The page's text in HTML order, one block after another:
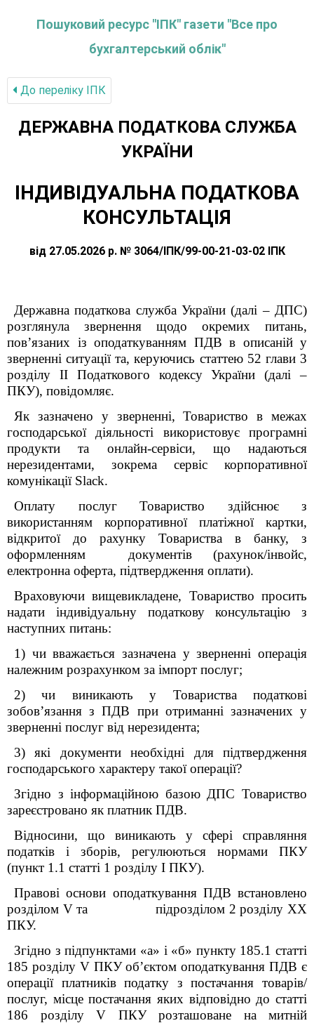
Пошуковий ресурс "ІПК" газети "Все про
бухгалтерський облік"
До переліку IПК
ДЕРЖАВНА ПОДАТКОВА СЛУЖБА
УКРАЇНИ
ІНДИВІДУАЛЬНА ПОДАТКОВА
КОНСУЛЬТАЦІЯ
від 27.05.2026 р. № 3064/ІПК/99-00-21-03-02 ІПК
Державна податкова служба України (далі – ДПС)
розглянула звернення
щодо окремих питань,
пов’язаних із оподаткуванням ПДВ в описаній у
зверненні ситуації та, керуючись статтею 52 глави 3
розділу ІІ Податкового кодексу України (далі –
ПКУ), повідомляє.
Як зазначено у зверненні,Товариство в межах
господарської діяльності використовує програмні
продукти та онлайн-сервіси, що надаються
нерезидентами, зокрема сервіс корпоративної
комунікації Slack.
Оплату послуг Товариство здійснює з
використанням корпоративної платіжної картки,
відкритої до рахунку Товариства в банку, з
оформленням документів (рахунок/інвойс,
електронна оферта, підтвердження оплати).
Враховуючи вищевикладене, Товариствопросить
надати індивідуальну податкову консультацію з
наступних питань:
1) чи вважається зазначена у зверненні операція
належним розрахунком за імпорт послуг;
2) чи виникають у Товариства податкові
зобов’язання з ПДВ при отриманні зазначених у
зверненні послуг від нерезидента;
3) які документи необхідні для підтвердження
господарського характеру такої операції?
Згідно з інформаційною базою ДПС Товариство
зареєстровано як платник ПДВ.
Відносини, що виникають у сфері справляння
податків і зборів, регулюються нормами ПКУ
(пункт 1.1 статті 1 розділу І ПКУ).
Правові основи оподаткування ПДВ встановлено
розділом Vта підрозділом 2 розділу XX
ПКУ.
Згідно з підпунктами «а» і «б» пункту 185.1 статті
185 розділу V ПКУ об’єктом оподаткування ПДВ є
операції платників податку з постачання товарів/
послуг, місце постачання яких відповідно до статті
186 розділу V ПКУ розташоване на митній